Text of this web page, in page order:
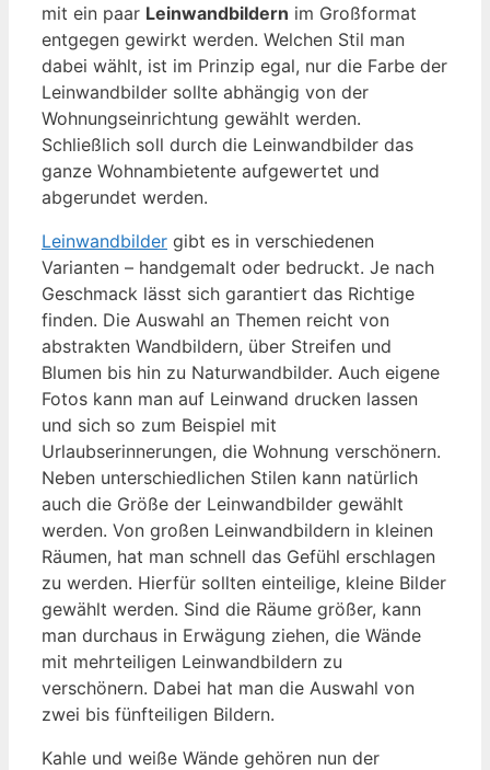
mit ein paar Leinwandbildern im Großformat
entgegen gewirkt werden. Welchen Stil man
dabei wählt, ist im Prinzip egal, nur die Farbe der
Leinwandbilder sollte abhängig von der
Wohnungseinrichtung gewählt werden.
Schließlich soll durch die Leinwandbilder das
ganze Wohnambietente aufgewertet und
abgerundet werden.
Leinwandbilder gibt es in verschiedenen
Varianten – handgemalt oder bedruckt. Je nach
Geschmack lässt sich garantiert das Richtige
finden. Die Auswahl an Themen reicht von
abstrakten Wandbildern, über Streifen und
Blumen bis hin zu Naturwandbilder. Auch eigene
Fotos kann man auf Leinwand drucken lassen
und sich so zum Beispiel mit
Urlaubserinnerungen, die Wohnung verschönern.
Neben unterschiedlichen Stilen kann natürlich
auch die Größe der Leinwandbilder gewählt
werden. Von großen Leinwandbildern in kleinen
Räumen, hat man schnell das Gefühl erschlagen
zu werden. Hierfür sollten einteilige, kleine Bilder
gewählt werden. Sind die Räume größer, kann
man durchaus in Erwägung ziehen, die Wände
mit mehrteiligen Leinwandbildern zu
verschönern. Dabei hat man die Auswahl von
zwei bis fünfteiligen Bildern.
Kahle und weiße Wände gehören nun der